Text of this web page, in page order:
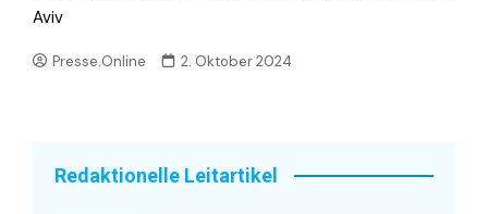
Aviv
Presse.Online 2. Oktober 2024
Redaktionelle Leitartikel